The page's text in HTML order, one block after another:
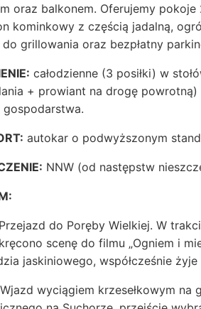
oraz balkonem. Oferujemy pokoje
kominkowy z częścią jadalną,
do grillowania oraz bezpłatny
całodzienne (3 posiłki) w
+ prowiant na drogę
gospodarstwa.
autokar o podwyższonym
NNW (od następstw
Przejazd do Poręby Wielkiej. W
scenę do filmu „Ogniem i
jaskiniowego, współcześnie
Wjazd wyciągiem krzesełkowym na